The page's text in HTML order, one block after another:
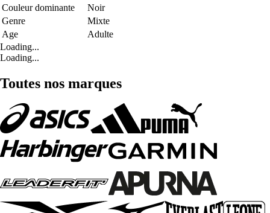
Couleur dominante
Noir
Genre
Mixte
Age
Adulte
Loading...
Loading...
Toutes nos marques